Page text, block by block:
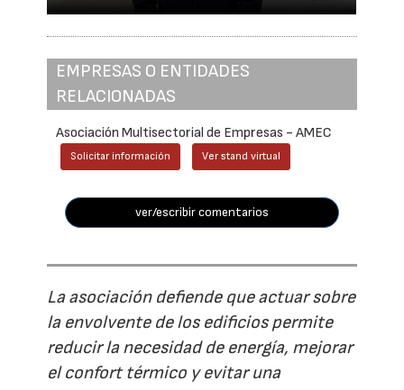
EMPRESAS O ENTIDADES
RELACIONADAS
Asociación Multisectorial de Empresas - AMEC
Solicitar información Ver stand virtual
ver/escribir comentarios
La asociación defiende que actuar sobre
la envolvente de los edificios permite
reducir la necesidad de energía, mejorar
el confort térmico y evitar una